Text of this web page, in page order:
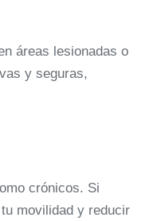
áreas lesionadas o
y seguras,
crónicos. Si
movilidad y reducir